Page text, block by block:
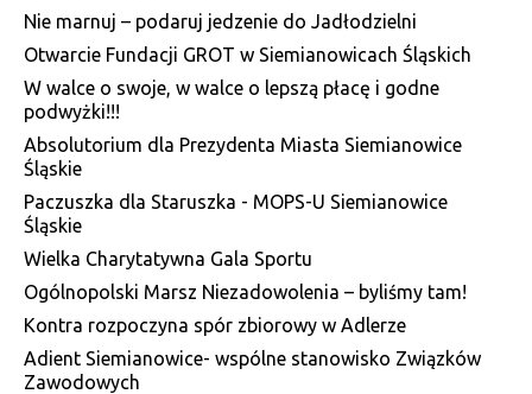
Nie marnuj – podaruj jedzenie do Jadłodzielni
Otwarcie Fundacji GROT w Siemianowicach Śląskich
W walce o swoje, w walce o lepszą płacę i godne
podwyżki!!!
Absolutorium dla Prezydenta Miasta Siemianowice
Śląskie
Paczuszka dla Staruszka - MOPS-U Siemianowice
Śląskie
Wielka Charytatywna Gala Sportu
Ogólnopolski Marsz Niezadowolenia – byliśmy tam!
Kontra rozpoczyna spór zbiorowy w Adlerze
Adient Siemianowice- wspólne stanowisko Związków
Zawodowych